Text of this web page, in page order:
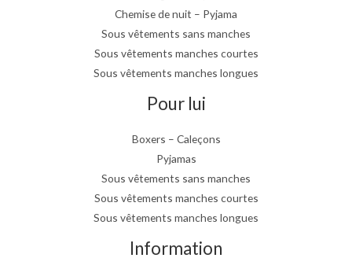
Chemise de nuit – Pyjama
Sous vêtements sans manches
Sous vêtements manches courtes
Sous vêtements manches longues
Pour lui
Boxers – Caleçons
Pyjamas
Sous vêtements sans manches
Sous vêtements manches courtes
Sous vêtements manches longues
Information